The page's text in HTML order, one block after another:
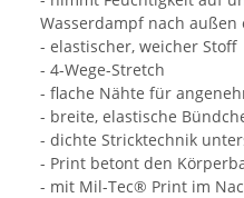
Wasserdampf nach außen
- elastischer, weicher Stoff
- 4-Wege-Stretch
- flache Nähte für
- breite, elastische
- dichte Stricktechnik
- Print betont den
- mit Mil-Tec® Print im